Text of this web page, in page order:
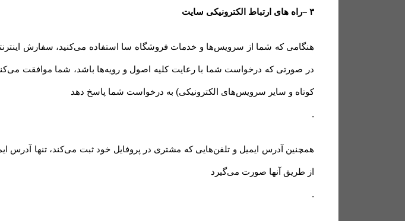
۳ –راه های ارتباط الکترونیکی سایت
هنگامی که شما از سرویس‌‏ها و خدمات فروشگاه سا استفاده می‏‌کنید، سفارش
در صورتی که درخواست شما با رعایت کلیه اصول و رویه‏‌ها باشد، شما موافقت
کوتاه و سایر سرویس‌های الکترونیکی) به درخواست شما پاسخ دهد
.
همچنین آدرس ایمیل و تلفن‌هایی که مشتری در پروفایل خود ثبت می‌کند، تنها
از طریق آنها صورت می‌گیرد
.